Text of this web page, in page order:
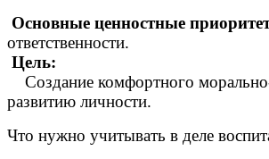
Основные ценностные
ответственности.
Цель:
Создание комфортного
развитию личности.
Что нужно учитывать в деле